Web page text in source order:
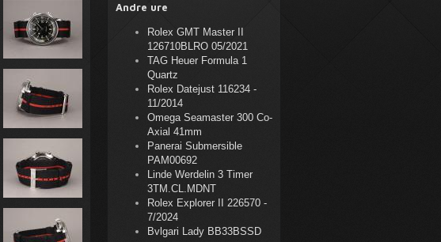
Andre ure
Rolex GMT Master II
126710BLRO 05/2021
TAG Heuer Formula 1
Quartz
Rolex Datejust 116234 -
11/2014
Omega Seamaster 300 Co-
Axial 41mm
Panerai Submersible
PAM00692
Linde Werdelin 3 Timer
3TM.CL.MDNT
Rolex Explorer II 226570 -
7/2024
Bvlgari Lady BB33BSSD